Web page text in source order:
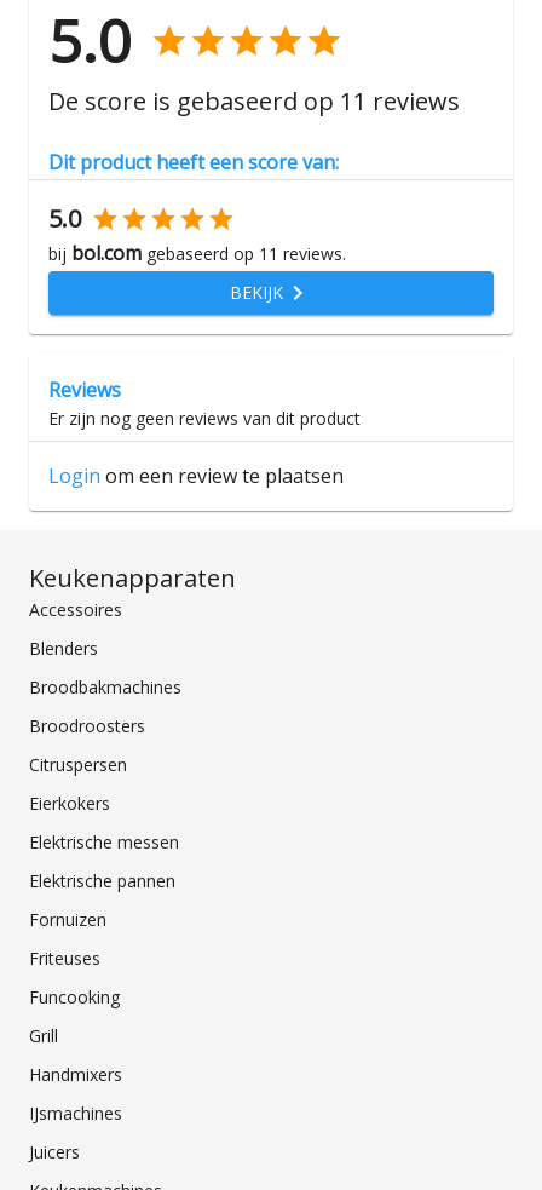
5.0
De score is gebaseerd op 11 reviews
Dit product heeft een score van:
5.0
bij bol.com gebaseerd op 11 reviews.
BEKIJK
Reviews
Er zijn nog geen reviews van dit product
Login om een review te plaatsen
Keukenapparaten
Accessoires
Blenders
Broodbakmachines
Broodroosters
Citruspersen
Eierkokers
Elektrische messen
Elektrische pannen
Fornuizen
Friteuses
Funcooking
Grill
Handmixers
IJsmachines
Juicers